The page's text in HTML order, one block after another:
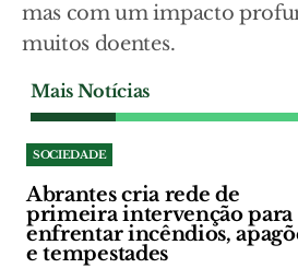
mas com um impacto
muitos doentes.
Mais Notícias
SOCIEDADE
Abrantes cria rede de
primeira intervenção para
enfrentar incêndios,
e tempestades